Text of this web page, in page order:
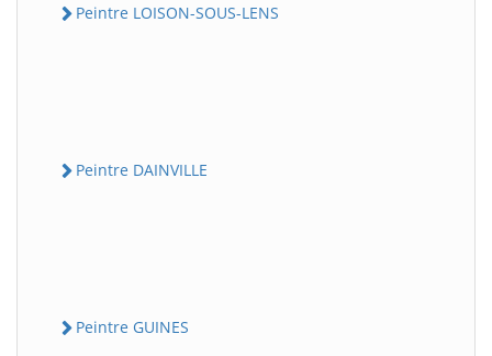
Peintre LOISON-SOUS-LENS
Peintre DAINVILLE
Peintre GUINES